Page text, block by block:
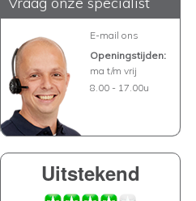
E-mail ons
Openingstijden:
ma t/m vrij
8.00 - 17.00u
Uitstekend